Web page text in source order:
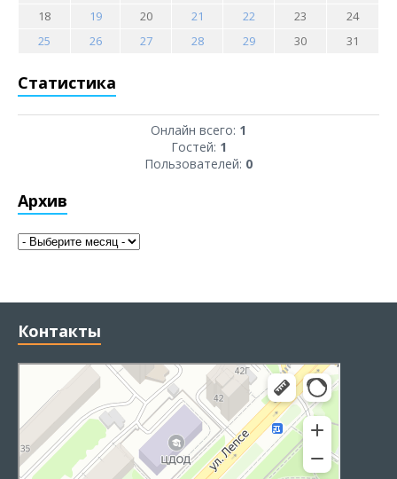
18
19 20 21 22 23
24
25
26 27 28 29 30 31
Статистика
Онлайн всего: 1
Гостей: 1
Пользователей: 0
Архив
Контакты